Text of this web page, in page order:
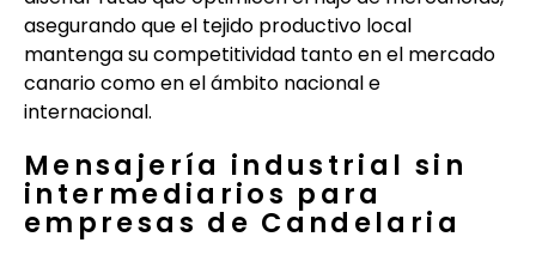
asegurando que el tejido productivo local
mantenga su competitividad tanto en el mercado
canario como en el ámbito nacional e
internacional.
Mensajería industrial sin
intermediarios para
empresas de Candelaria